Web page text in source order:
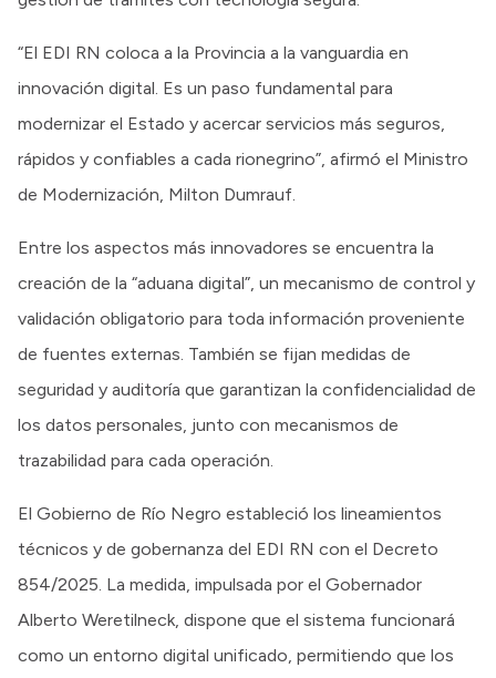
“El EDI RN coloca a la Provincia a la vanguardia en
innovación digital. Es un paso fundamental para
modernizar el Estado y acercar servicios más seguros,
rápidos y confiables a cada rionegrino”, afirmó el Ministro
de Modernización, Milton Dumrauf.
Entre los aspectos más innovadores se encuentra la
creación de la “aduana digital”, un mecanismo de control y
validación obligatorio para toda información proveniente
de fuentes externas. También se fijan medidas de
seguridad y auditoría que garantizan la confidencialidad de
los datos personales, junto con mecanismos de
trazabilidad para cada operación.
El Gobierno de Río Negro estableció los lineamientos
técnicos y de gobernanza del EDI RN con el Decreto
854/2025. La medida, impulsada por el Gobernador
Alberto Weretilneck, dispone que el sistema funcionará
como un entorno digital unificado, permitiendo que los